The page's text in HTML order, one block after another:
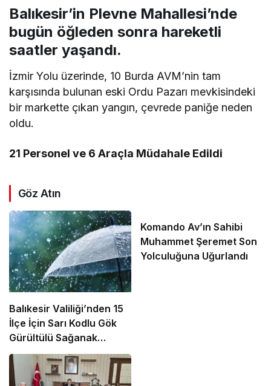
Balıkesir’in Plevne Mahallesi’nde
bugün öğleden sonra hareketli
saatler yaşandı.
İzmir Yolu üzerinde, 10 Burda AVM’nin tam
karşısında bulunan eski Ordu Pazarı mevkisindeki
bir markette çıkan yangın, çevrede paniğe neden
oldu.
21 Personel ve 6 Araçla Müdahale Edildi
Göz Atın
Balıkesir Valiliği’nden 15
İlçe İçin Sarı Kodlu Gök
Gürültülü Sağanak
Uyarısı!
Komando Av’ın Sahibi
Muhammet Şeremet Son
Yolculuğuna Uğurlandı